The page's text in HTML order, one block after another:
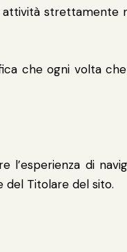
strettamente
che ogni volta
di
del Titolare del sito.